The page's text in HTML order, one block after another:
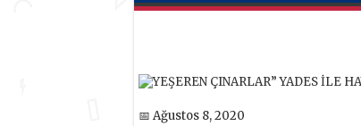
📅 Ağustos 8, 2020